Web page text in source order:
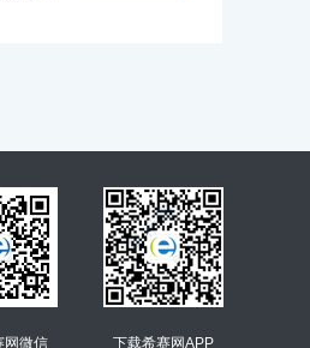
网微信 下载希赛网APP